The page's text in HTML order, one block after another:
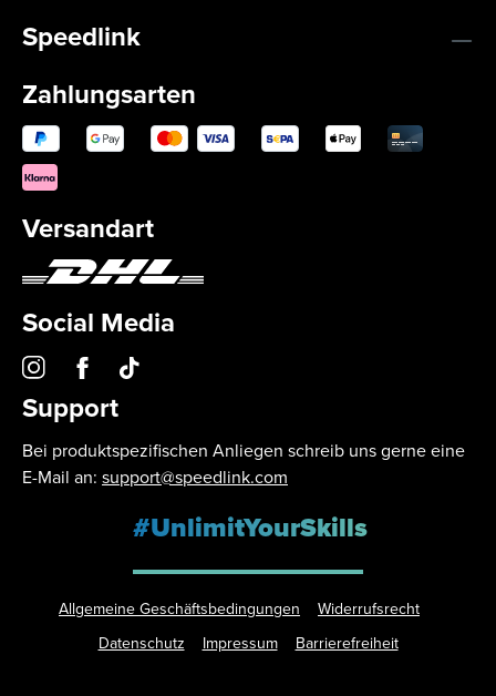
Speedlink
Zahlungsarten
Versandart
Social Media
Support
Bei produktspezifischen Anliegen schreib uns gerne eine
E-Mail an: support@speedlink.com
#UnlimitYourSkills
Allgemeine Geschäftsbedingungen
Widerrufsrecht
Datenschutz
Impressum Barrierefreiheit